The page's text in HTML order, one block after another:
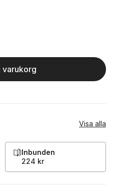
varukorg
Visa alla
Inbunden
224 kr